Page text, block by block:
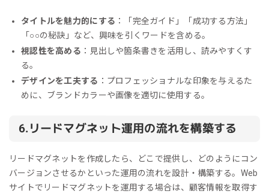
タイトルを魅力的にする ：「完全ガイド」「成功する方法」
「○○の秘訣」など、興味を引くワードを含める。
視認性を高める ：見出しや箇条書きを活用し、読みやすくす
る。
デザインを工夫する ：プロフェッショナルな印象を与えるた
めに、ブランドカラーや画像を適切に使用する。
6.リードマグネット運用の流れを構築する
リードマグネットを作成したら、どこで提供し、どのようにコン
バージョンさせるかといった運用の流れを設計・構築する。Web
サイトでリードマグネットを運用する場合は、顧客情報を取得す